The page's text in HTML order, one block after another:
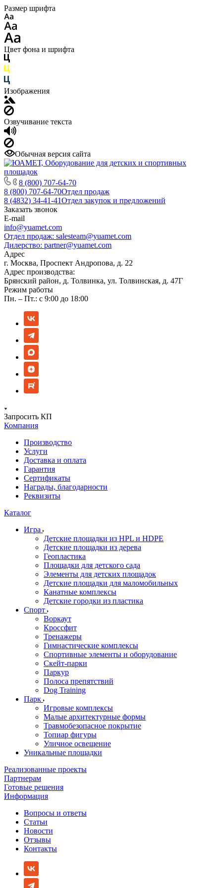
Размер шрифта
Цвет фона и шрифта
Изображения
Озвучивание текста
Обычная версия сайта
8 (800) 707-64-70
8 (800) 707-64-70Отдел продаж
8 (4832) 34-41-41Отдел закупок и предложений
Заказать звонок
E-mail
info@yuamet.com
Отдел продаж: salesteam@yuamet.com
Дилерство: partner@yuamet.com
Адрес
г. Москва, Проспект Андропова, д. 22
Адрес производства:
Брянский район, д. Толвинка, ул. Толвинская, д. 47Г
Режим работы
Пн. – Пт.: с 9:00 до 18:00
Запросить КП
Компания
Производство
Услуги
Доставка и оплата
Гарантия
Сертификаты
Награды, благодарности
Реквизиты
Каталог
Игра
Детские площадки из HPL и HDPE
Детские площадки из дерева
Геопластика
Площадки для детского сада
Элементы для детских площадок
Детские площадки для маломобильных
Канатные комплексы
Детские городки из пластика
Спорт
Воркаут
Кроссфит
Тренажеры
Гимнастические комплексы
Спортивные элементы и оборудование
Скейт-парки
Паркур
Полоса препятствий
Dog Training
Парк
Игровые комплексы
Малые архитектурные формы
Травмобезопасное покрытие
Топиар фигуры
Уличное освещение
Уникальные площадки
Реализованные проекты
Партнерам
Готовые решения
Информация
Вопросы и ответы
Статьи
Новости
Отзывы
Контакты